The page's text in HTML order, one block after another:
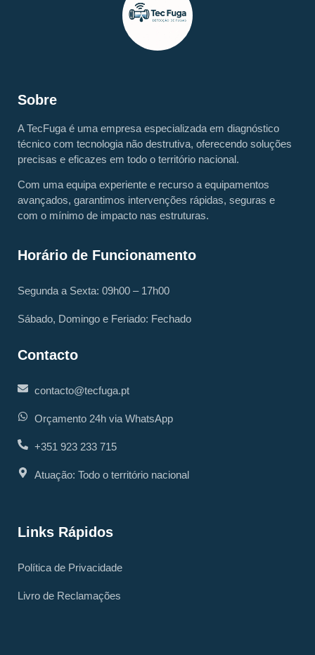
Sobre
A TecFuga é uma empresa especializada em diagnóstico
técnico com tecnologia não destrutiva, oferecendo soluções
precisas e eficazes em todo o território nacional.
Com uma equipa experiente e recurso a equipamentos
avançados, garantimos intervenções rápidas, seguras e
com o mínimo de impacto nas estruturas.
Horário de Funcionamento
Segunda a Sexta: 09h00 – 17h00
Sábado, Domingo e Feriado: Fechado
Contacto
contacto@tecfuga.pt
Orçamento 24h via WhatsApp
+351 923 233 715
Atuação: Todo o território nacional
Links Rápidos
Política de Privacidade
Livro de Reclamações